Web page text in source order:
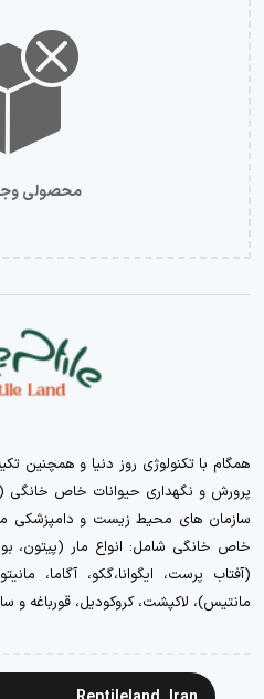
محصولی
پرورش و نگهداری حیوانات خاص خانگی
سازمان های محیط زیست و دامپزشکی
خاص خانگی شامل: انواع مار (پیتون،
(آفتاب پرست، ایگوانا،گکو، آگاما،
مانتیس)، لاکپشت، کروکودیل، قورباغه و